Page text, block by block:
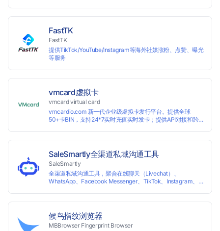
FastTK
FastTK
提供TikTok/YouTube/Instagram等海外社媒涨粉、点赞、曝光
等服务
vmcard虚拟卡
vmcard virtual card
vmcardio.com 新一代企业级虚拟卡发行平台。提供全球
50+卡BIN，支持24*7实时充值实时发卡；提供API对接和跨
SaleSmartly全渠道私域沟通工具
SaleSmartly
全渠道私域沟通工具，聚合在线聊天（Livechat）、
WhatsApp、Facebook Messenger、TikTok、Instagram、
候鸟指纹浏览器
MBBrowser Fingerprint Browser